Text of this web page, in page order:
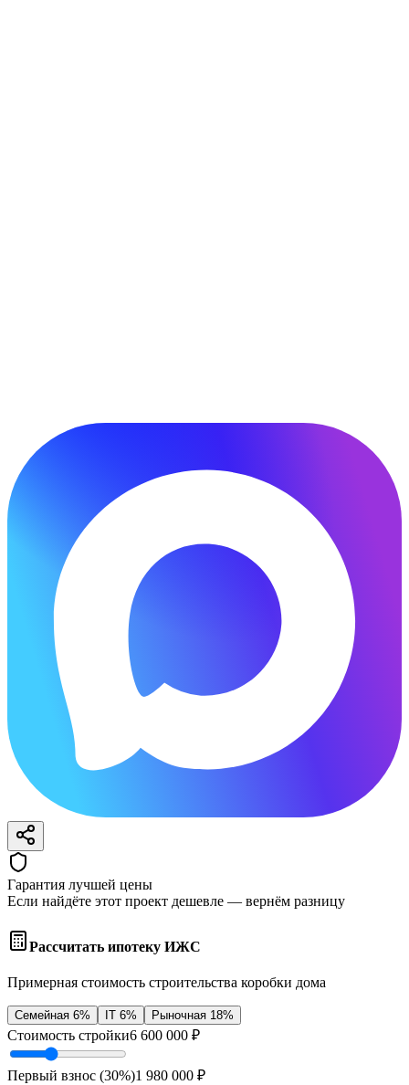
Гарантия лучшей цены
Если найдёте этот проект дешевле — вернём разницу
Рассчитать ипотеку ИЖС
Примерная стоимость строительства коробки дома
Семейная 6% IT 6% Рыночная 18%
Стоимость стройки6 600 000 ₽
Первый взнос (30%)1 980 000 ₽